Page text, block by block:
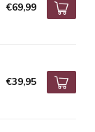
€69,99
€39,95